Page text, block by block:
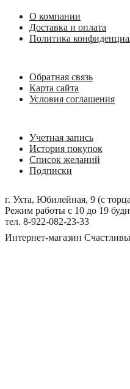
О компании
Доставка и оплата
Политика
Обратная связь
Карта сайта
Условия соглашения
Учетная запись
История покупок
Список желаний
Подписки
г. Ухта, Юбилейная, 9 (с
Режим работы с 10 до 19
тел. 8-922-082-23-33
Интернет-магазин